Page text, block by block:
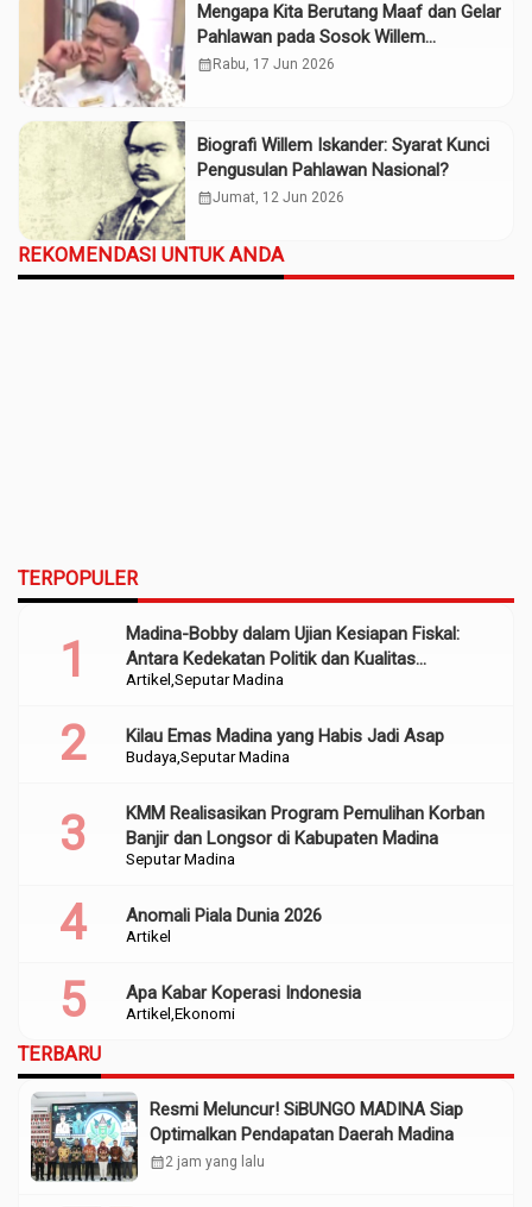
Mengapa Kita Berutang Maaf dan Gelar
Pahlawan pada Sosok Willem
Iskander?
calendar_month Rabu, 17 Jun 2026
Biografi Willem Iskander: Syarat Kunci
Pengusulan Pahlawan Nasional?
calendar_monthJumat, 12 Jun 2026
REKOMENDASI UNTUK ANDA
TERPOPULER
Artikel Seputar Madina
Madina-Bobby dalam Ujian Kesiapan Fiskal:
Antara Kedekatan Politik dan Kualitas
Perencanaan
Budaya Seputar Madina
Kilau Emas Madina yang Habis Jadi Asap
Seputar Madina
KMM Realisasikan Program Pemulihan Korban
Banjir dan Longsor di Kabupaten Madina
Artikel
Anomali Piala Dunia 2026
Artikel Ekonomi
Apa Kabar Koperasi Indonesia
TERBARU
Resmi Meluncur! SiBUNGO MADINA Siap
Optimalkan Pendapatan Daerah Madina
calendar_month2 jam yang lalu